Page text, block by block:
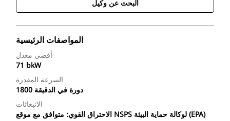
البحث عن وكيل
المواصفات الرئيسية
أقصى معدل
71 bkW
السرعة المقدرة
1800 دورة في الدقيقة
الانبعاثات
الاحتراق القوي: متوافق مع موقع NSPS لوكالة حماية البيئة (EPA)